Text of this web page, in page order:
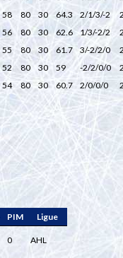
58 80 30 64.3 2/1/3/-2
56 80 30 62.6 1/3/-2/2
55 80 30 61.7 3/-2/2/0
52 80 30 59 -2/2/0/0
54 80 30 60.7 2/0/0/0
PIM Ligue
0 AHL